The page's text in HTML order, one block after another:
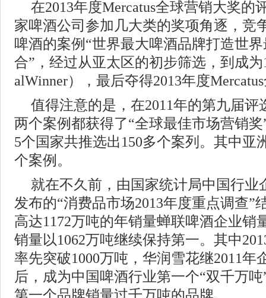
在2013年度Mercatus全球营销大奖的
家啤酒公司参加几大类的奖项角逐，竞
啤酒的案例“世界最大啤酒品牌打造世
合”，经过从亚太区的初步筛选，到成
alWinner），最后夺得2013年度
值得注意的是，在2011年的第九届
两个案例都获得了“全球最佳市场营销
5个国家共推选出150多个案列。其中亚
个案例。
就在不久前，由国家统计局中国行业
发布的“消费品市场2013年度重点调查”
高达1172万吨的年销量蝉联啤酒企业销
销量以1062万吨继续保持第一。其中
率先突破1000万吨，华润雪花继2011年
后，成为中国啤酒行业第一个“双千万